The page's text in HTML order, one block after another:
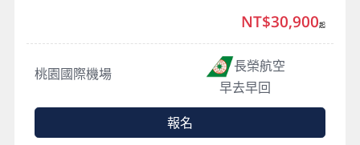
桃園國際機場
長榮航空
早去早回
NT$30,900起
報名